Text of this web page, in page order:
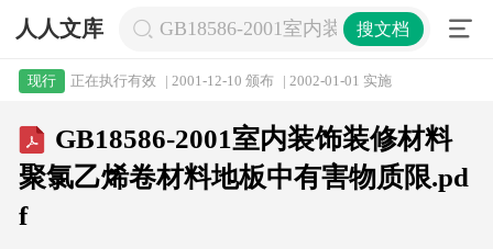
人人文库 GB18586-2001室内装饰装修材料聚
搜文档
现行 正在执行有效 | 2001-12-10 颁布 | 2002-01-01 实施
GB18586-2001室内装饰装修材料
聚氯乙烯卷材料地板中有害物质限.pd
f